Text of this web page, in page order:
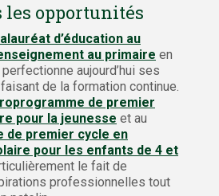
les opportunités
d’éducation au
au primaire en
aujourd’hui ses
de la formation continue.
de premier
pour la jeunesse et au
de premier cycle en
pour les enfants de 4 et
le fait de
professionnelles tout